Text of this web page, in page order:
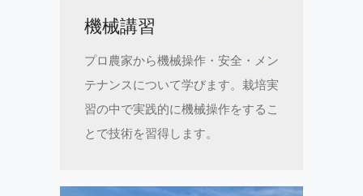
機械講習
プロ農家から機械操作・安全・メン
テナンスについて学びます。栽培実
習の中で実践的に機械操作をするこ
とで技術を習得します。